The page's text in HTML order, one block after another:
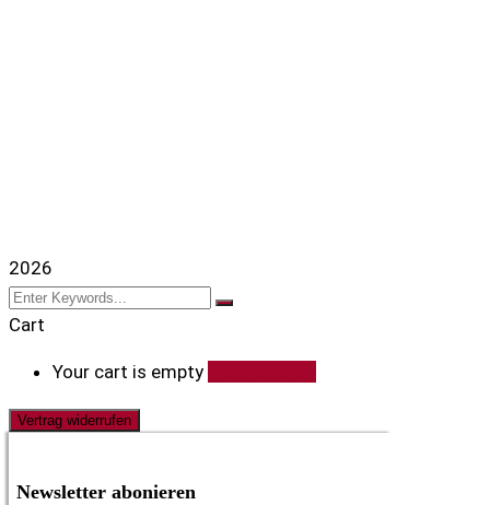
2026
Cart
Your cart is empty
Vertrag widerrufen
Newsletter abonieren